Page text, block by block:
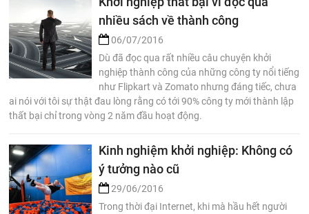
nhiều sách về thành công
06/07/2016
Dù đã đọc qua rất nhiều câu chuyện khởi
nghiệp thành công của những công ty nổi tiếng
như Flipkart và Zomato nhưng đáng tiếc, chưa
ai nói với tôi sự thật đau lòng rằng có tới 90% công ty mới thành lập
thất bại chỉ trong vòng 2 năm đầu hoạt động.
Kinh nghiệm khởi nghiệp: Không có
ý tưởng nào cũ
29/06/2016
Trong thời đại Internet, khi mà hầu hết người